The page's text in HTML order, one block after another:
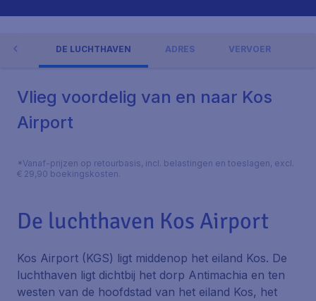
DE LUCHTHAVEN ADRES VERVOER
Vlieg voordelig van en naar Kos
Airport
*Vanaf-prijzen op retourbasis, incl. belastingen en toeslagen, excl.
€ 29,90 boekingskosten.
De luchthaven Kos Airport
Kos Airport (KGS) ligt middenop het eiland Kos. De
luchthaven ligt dichtbij het dorp Antimachia en ten
westen van de hoofdstad van het eiland Kos, het